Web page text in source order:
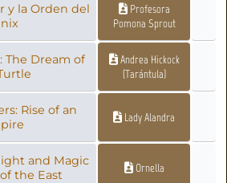
y la Orden del
Profesora
Pomona Sprout
The Dream of
Andrea Hickock
(Tarántula)
Rise of an
Lady Alandra
and Magic
the East
Ornella